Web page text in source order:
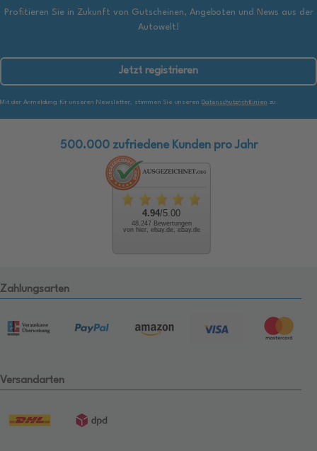
Profitieren Sie in Zukunft von Gutscheinen, Angeboten und News aus der
Autowelt!
Jetzt registrieren
Mit der Anmeldung für unseren Newsletter, stimmen Sie unseren Datenschutzrichtlinien zu.
500.000 zufriedene Kunden pro Jahr
4.94/5.00
48.247 Bewertungen
von hier, ebay.de, ebay.de
Zahlungsarten
Versandarten